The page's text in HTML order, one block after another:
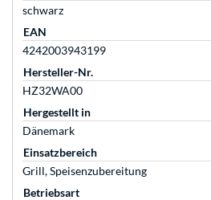
schwarz
EAN
4242003943199
Hersteller-Nr.
HZ32WA00
Hergestellt in
Dänemark
Einsatzbereich
Grill, Speisenzubereitung
Betriebsart